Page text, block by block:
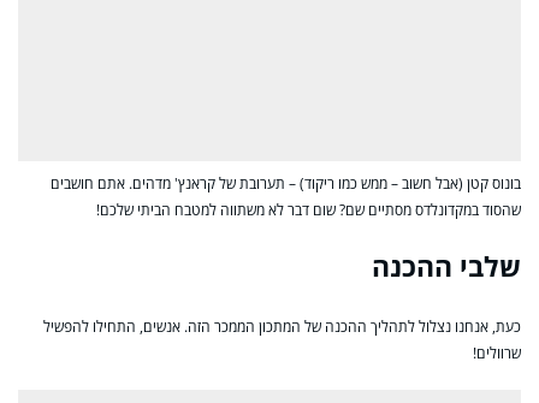
בונוס קטן (אבל חשוב – ממש כמו ריקוד) – תערובת של קראנץ' מדהים. אתם חושבים
שהסוד במקדונלדס מסתיים שם? שום דבר לא משתווה למטבח הביתי שלכם!
שלבי ההכנה
כעת, אנחנו נצלול לתהליך ההכנה של המתכון הממכר הזה. אנשים, התחילו להפשיל
שרוולים!